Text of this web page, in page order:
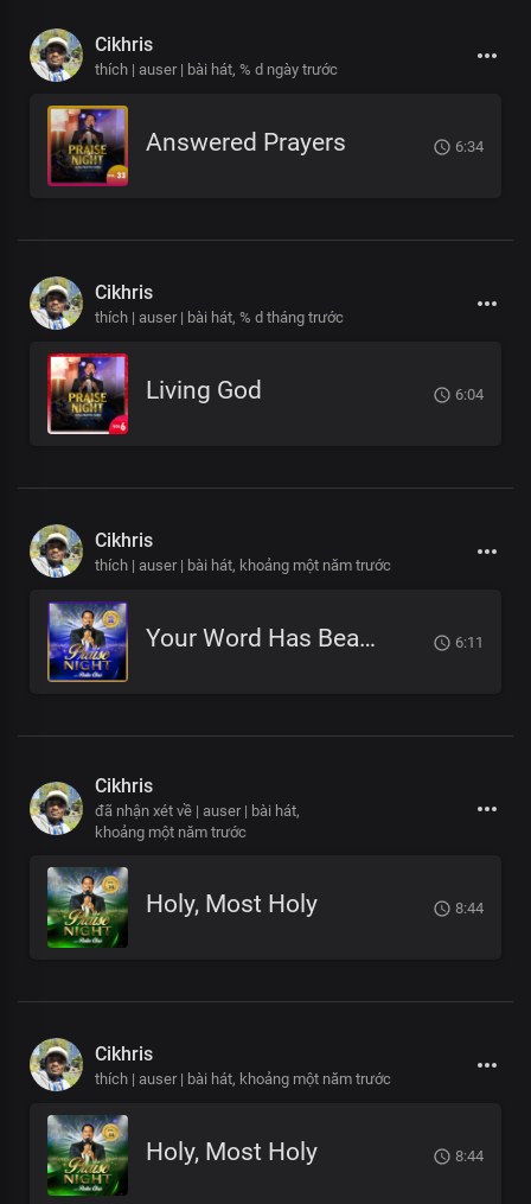
Cikhris
thích | auser | bài hát, % d ngày trước
Answered Prayers 6:34
Cikhris
thích | auser | bài hát, % d tháng trước
Living God 6:04
Cikhris
thích | auser | bài hát, khoảng một năm trước
Your Word Has Beautified My Life 6:11
Cikhris
đã nhận xét về | auser | bài hát,
khoảng một năm trước
Holy, Most Holy 8:44
Cikhris
thích | auser | bài hát, khoảng một năm trước
Holy, Most Holy 8:44